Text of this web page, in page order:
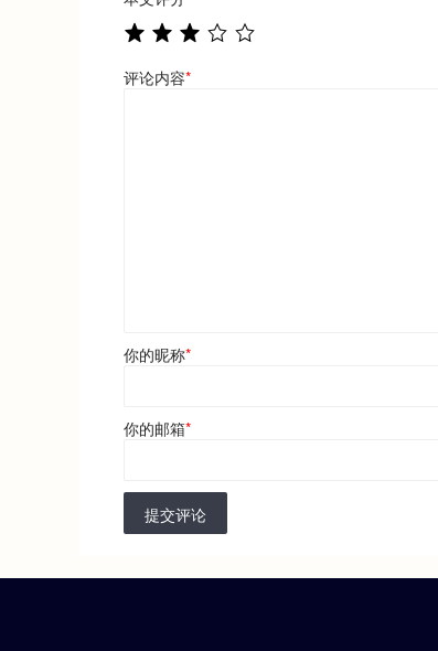
评论内容*
你的昵称*
你的邮箱*
提交评论